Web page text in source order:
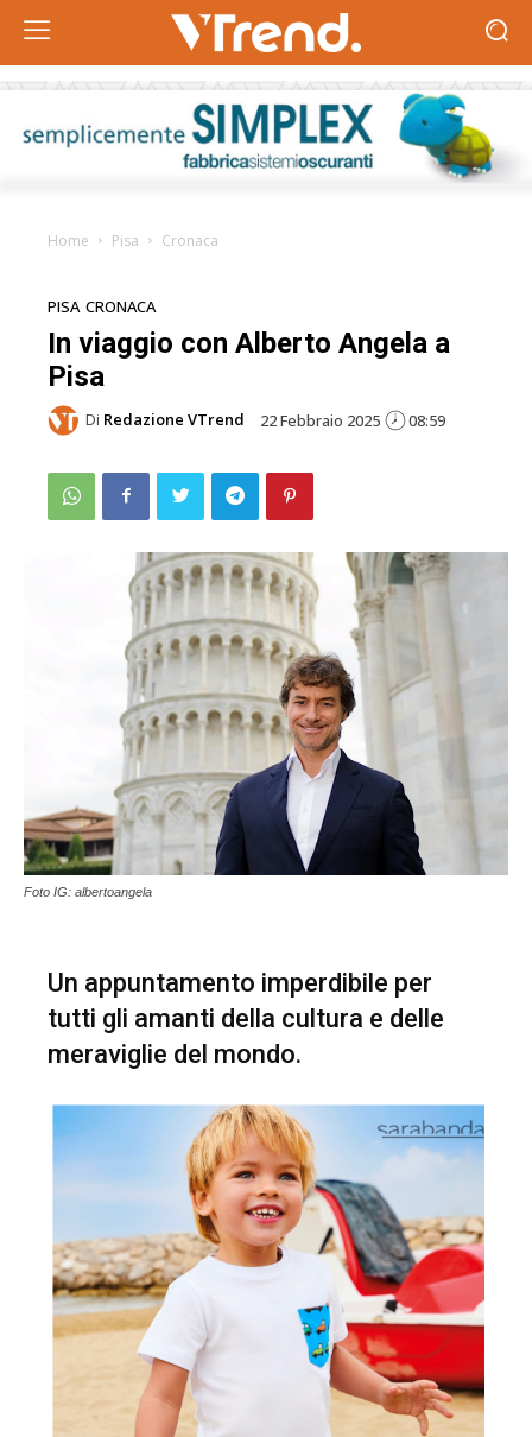
Home Pisa Cronaca
PISA CRONACA
In viaggio con Alberto Angela a
Pisa
Di Redazione VTrend 22 Febbraio 2025 08:59
Foto IG: albertoangela
Un appuntamento imperdibile per
tutti gli amanti della cultura e delle
meraviglie del mondo.